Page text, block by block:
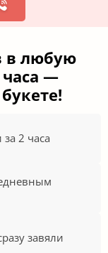
в любую
—
2 часа
завяли